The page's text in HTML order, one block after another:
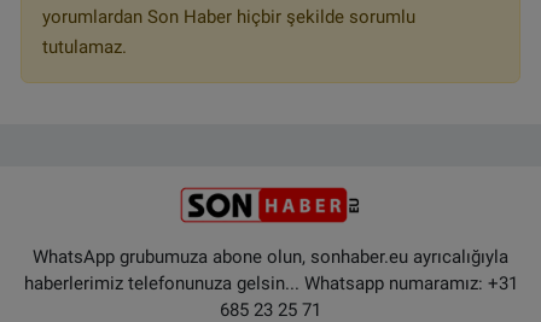
yorumlardan Son Haber hiçbir şekilde sorumlu
tutulamaz.
WhatsApp grubumuza abone olun, sonhaber.eu ayrıcalığıyla
haberlerimiz telefonunuza gelsin... Whatsapp numaramız: +31
685 23 25 71